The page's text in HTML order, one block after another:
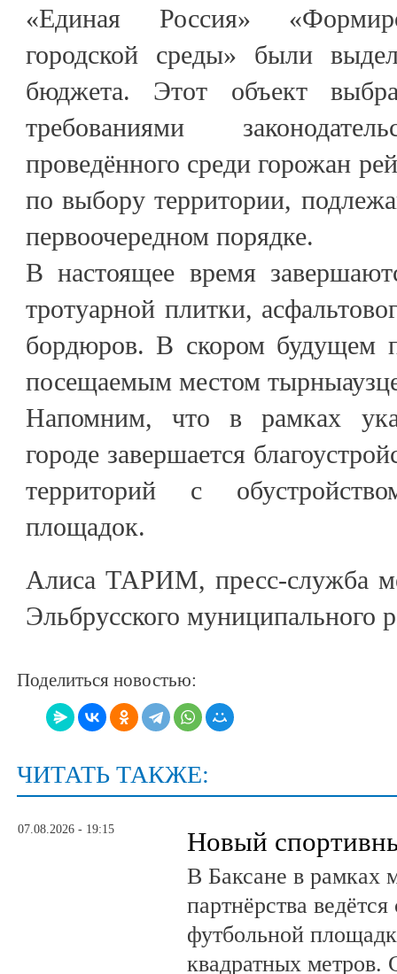
«Единая Россия»
городской среды» были
бюджета. Этот объект
требованиями
проведённого среди горожан
по выбору территории,
первоочередном порядке.
В настоящее время
тротуарной плитки,
бордюров. В скором будущем
посещаемым местом
Напомним, что в рамках
городе завершается
территорий с
площадок.
Алиса ТАРИМ, пресс-служба
Эльбрусского муниципального
Поделиться новостью:
ЧИТАТЬ ТАКЖЕ:
07.08.2026 - 19:15 Новый
В Баксане в рамках
партнёрства
футбольной
квадратных метров.